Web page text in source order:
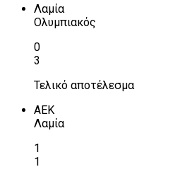
Λαμία
Ολυμπιακός
0
3
Τελικό αποτέλεσμα
ΑΕΚ
Λαμία
1
1